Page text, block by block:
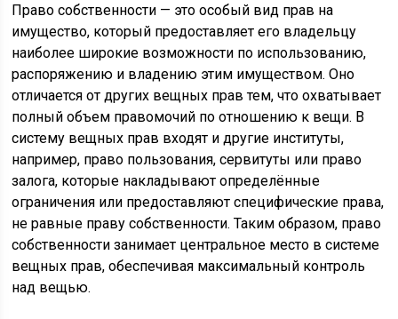
Право собственности — это особый вид прав на
имущество, который предоставляет его владельцу
наиболее широкие возможности по использованию,
распоряжению и владению этим имуществом. Оно
отличается от других вещных прав тем, что охватывает
полный объем правомочий по отношению к вещи. В
систему вещных прав входят и другие институты,
например, право пользования, сервитуты или право
залога, которые накладывают определённые
ограничения или предоставляют специфические права,
не равные праву собственности. Таким образом, право
собственности занимает центральное место в системе
вещных прав, обеспечивая максимальный контроль
над вещью.